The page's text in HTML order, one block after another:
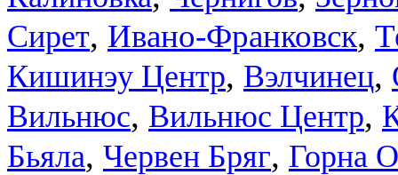
Сирет, Ивано-Франковск,
Кишинэу Центр, Вэлчинец,
Вильнюс, Вильнюс Центр,
Бьяла, Червен Бряг, Горна